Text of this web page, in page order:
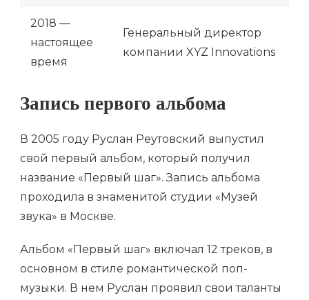
2018 —
настоящее
время
Генеральный директор
компании XYZ Innovations
Запись первого альбома
В 2005 году Руслан Реутовский выпустил
свой первый альбом, который получил
название «Первый шаг». Запись альбома
проходила в знаменитой студии «Музей
звука» в Москве.
Альбом «Первый шаг» включал 12 треков, в
основном в стиле романтической поп-
музыки. В нем Руслан проявил свои таланты